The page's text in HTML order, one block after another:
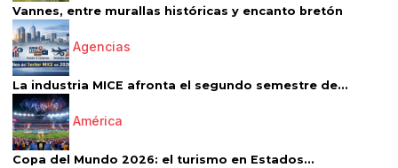
Vannes, entre murallas históricas y encanto bretón
Agencias
La industria MICE afronta el segundo semestre de...
América
Copa del Mundo 2026: el turismo en Estados...